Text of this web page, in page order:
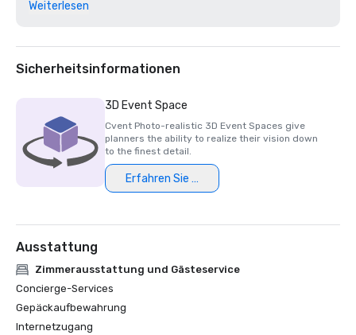
- Green Key-zertifiziert: ein Umweltzeichen „Standard of
Excellence“ im Bereich Umweltverantwortung und
Weiterlesen
Sicherheitsinformationen
3D Event Space
Cvent Photo-realistic 3D Event Spaces give
planners the ability to realize their vision down
to the finest detail.
Erfahren Sie mehr
Ausstattung
Zimmerausstattung und Gästeservice
Concierge-Services
Gepäckaufbewahrung
Internetzugang